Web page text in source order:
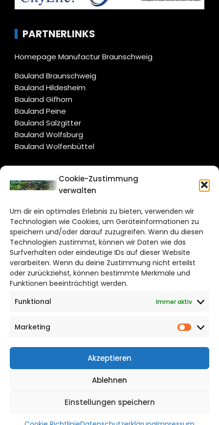
Cookie-Zustimmung
verwalten
Um dir ein optimales Erlebnis zu bieten, verwenden wir
Technologien wie Cookies, um Geräteinformationen zu
speichern und/oder darauf zuzugreifen. Wenn du diesen
Technologien zustimmst, können wir Daten wie das
Surfverhalten oder eindeutige IDs auf dieser Website
verarbeiten. Wenn du deine Zustimmung nicht erteilst
oder zurückziehst, können bestimmte Merkmale und
Funktionen beeinträchtigt werden.
Funktional
Immer aktiv
Marketing
Akzeptieren
Ablehnen
Einstellungen speichern
PARTNERLINKS
Homepage Manufactur Braunschweig
Bauland Braunschweig
Bauland Hildesheim
Bauland Gifhorn
Bauland Peine
Bauland Salzgitter
Bauland Wolfsburg
Bauland Wolfenbüttel
CITYLIFE!
Bruchtorwall 12
38100 Braunschweig
Telefon: 0531 387220 – 65
DAS STADTMAGAZIN FÜR
SALZGITTER
Impressum
Cookie Richtlinie
CITYLIFE! BEI FACEBOOK
WordPress Theme |Viralby HashThemes